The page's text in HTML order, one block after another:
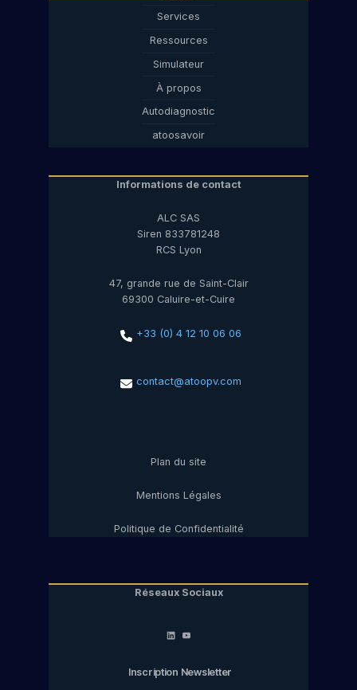
Services
Ressources
Simulateur
À propos
Autodiagnostic
atoosavoir
Informations de contact
ALC SAS
Siren 833781248
RCS Lyon
47, grande rue de Saint-Clair
69300 Caluire-et-Cuire
+33 (0) 4 12 10 06 06
contact@atoopv.com
Plan du site
Mentions Légales
Politique de Confidentialité
Réseaux Sociaux
LinkedIn YouTube
Inscription Newsletter